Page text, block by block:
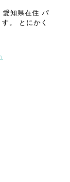
愛知県在住 パ
。 とにかく